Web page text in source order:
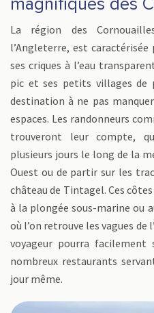
magnifiques des
La région des
l’Angleterre, est
ses criques à l’eau
pic et ses petits villages de
destination à ne pas
espaces. Les randonneurs
trouveront leur compte,
plusieurs jours le long de la
Ouest ou de partir sur les
château de Tintagel. Ces
à la plongée sous-marine ou
où l’on retrouve les vagues de
voyageur pourra facilement
nombreux restaurants
jour même.